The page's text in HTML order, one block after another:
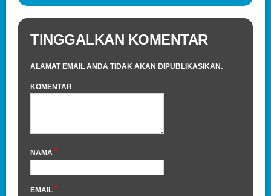
TINGGALKAN KOMENTAR
ALAMAT EMAIL ANDA TIDAK AKAN DIPUBLIKASIKAN.
KOMENTAR
NAMA *
EMAIL *